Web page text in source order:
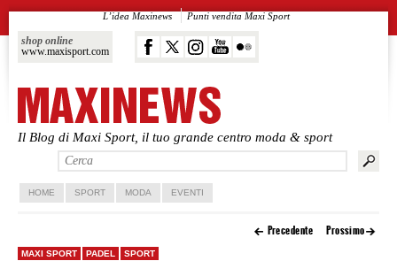
Il Blog di Maxi Sport, il tuo grande centro moda & sport
shop online
www.maxisport.com
L’idea Maxinews Punti vendita Maxi Sport
Vai al contenuto principale
Vai al contenuto secondario
HOME SPORT MODA EVENTI
Precedente Prossimo
MAXI SPORT PADEL SPORT